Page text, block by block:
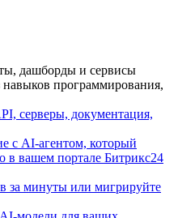
дашборды и сервисы
навыков программирования,
серверы, документация,
с AI-агентом, который
в вашем портале Битрикс24
за минуты или мигрируйте